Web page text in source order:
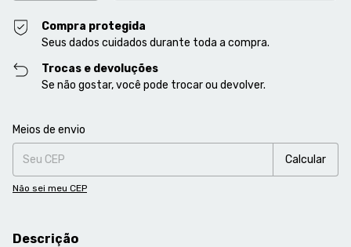
Compra protegida
Seus dados cuidados durante toda a compra.
Trocas e devoluções
Se não gostar, você pode trocar ou devolver.
Entregas para o CEP:
Meios de envio
Calcular
Não sei meu CEP
Descrição